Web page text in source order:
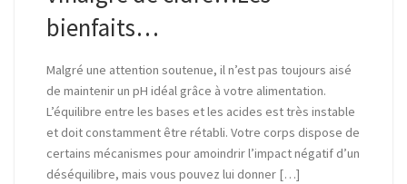
bienfaits…
Malgré une attention soutenue, il n’est pas toujours aisé
de maintenir un pH idéal grâce à votre alimentation.
L’équilibre entre les bases et les acides est très instable
et doit constamment être rétabli. Votre corps dispose de
certains mécanismes pour amoindrir l’impact négatif d’un
déséquilibre, mais vous pouvez lui donner […]